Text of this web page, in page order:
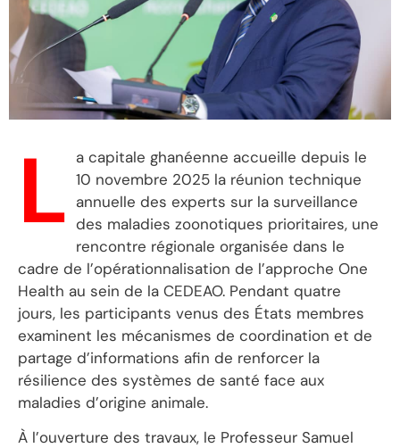
L a capitale ghanéenne accueille depuis le
10 novembre 2025 la réunion technique
annuelle des experts sur la surveillance
des maladies zoonotiques prioritaires, une
rencontre régionale organisée dans le
cadre de l’opérationnalisation de l’approche One
Health au sein de la CEDEAO. Pendant quatre
jours, les participants venus des États membres
examinent les mécanismes de coordination et de
partage d’informations afin de renforcer la
résilience des systèmes de santé face aux
maladies d’origine animale.
À l’ouverture des travaux, le Professeur Samuel